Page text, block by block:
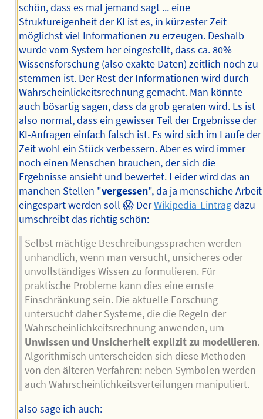
schön, dass es mal jemand sagt ... eine
Struktureigenheit der KI ist es, in kürzester Zeit
möglichst viel Informationen zu erzeugen. Deshalb
wurde vom System her eingestellt, dass ca. 80%
Wissensforschung (also exakte Daten) zeitlich noch zu
stemmen ist. Der Rest der Informationen wird durch
Wahrscheinlickeitsrechnung gemacht. Man könnte
auch bösartig sagen, dass da grob geraten wird. Es ist
also normal, dass ein gewisser Teil der Ergebnisse der
KI-Anfragen einfach falsch ist. Es wird sich im Laufe der
Zeit wohl ein Stück verbessern. Aber es wird immer
noch einen Menschen brauchen, der sich die
Ergebnisse ansieht und bewertet. Leider wird das an
manchen Stellen "vergessen", da ja menschiche Arbeit
eingespart werden soll 😱 DerWikipedia-Eintragdazu
umschreibt das richtig schön:
Selbst mächtige Beschreibungssprachen werden
unhandlich, wenn man versucht, unsicheres oder
unvollständiges Wissen zu formulieren. Für
praktische Probleme kann dies eine ernste
Einschränkung sein. Die aktuelle Forschung
untersucht daher Systeme, die die Regeln der
Wahrscheinlichkeitsrechnung anwenden, um
Unwissen und Unsicherheit explizit zu modellieren.
Algorithmisch unterscheiden sich diese Methoden
von den älteren Verfahren: neben Symbolen werden
auch Wahrscheinlichkeitsverteilungen manipuliert.
also sage ich auch: